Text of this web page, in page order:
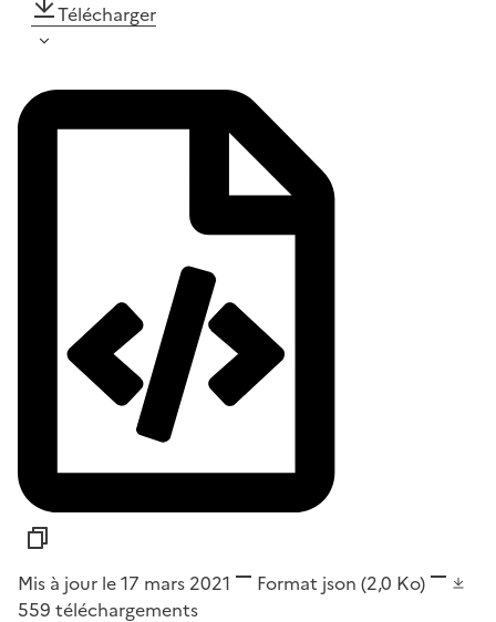
Télécharger
Mis à jour le 17 mars 2021 Format json (2,0 Ko)
559 téléchargements